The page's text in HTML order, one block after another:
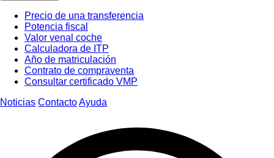
Precio de una transferencia
Potencia fiscal
Valor venal coche
Calculadora de ITP
Año de matriculación
Contrato de compraventa
Consultar certificado VMP
Noticias ContactoAyuda